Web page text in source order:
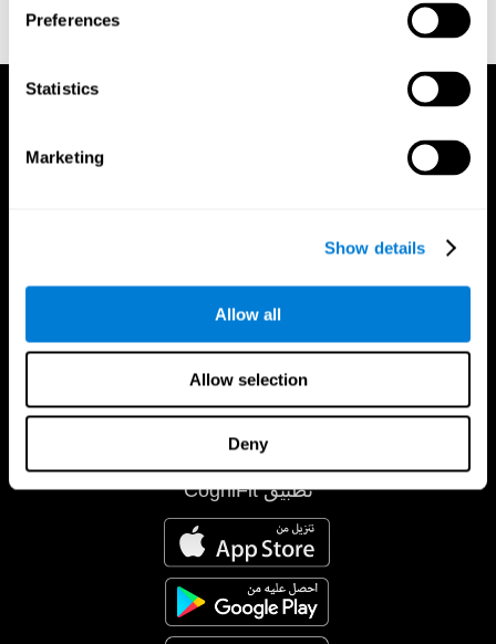
Preferences
Statistics
Marketing
Show details
Allow all
Allow selection
Deny
تطبيق CogniFit